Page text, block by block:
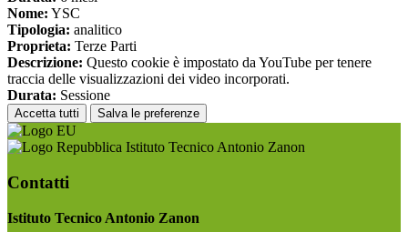
Nome: YSC
Tipologia: analitico
Proprieta: Terze Parti
Descrizione: Questo cookie è impostato da YouTube per tenere
traccia delle visualizzazioni dei video incorporati.
Durata: Sessione
Accetta tutti Salva le preferenze
Istituto Tecnico Antonio Zanon
Contatti
Istituto Tecnico Antonio Zanon